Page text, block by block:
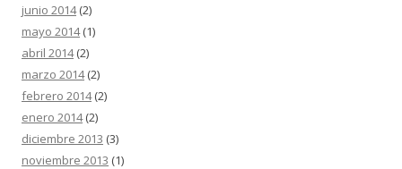
junio 2014(2)
mayo 2014(1)
abril 2014(2)
marzo 2014(2)
febrero 2014(2)
enero 2014(2)
diciembre 2013 (3)
noviembre 2013 (1)